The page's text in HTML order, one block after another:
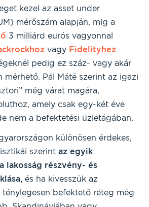
kezel az asset under
mérőszám alapján, míg a
3 milliárd eurós vagyonnal
vagy Fidelityhez
pedig ez száz- vagy akár
mérhető. Pál Máté szerint az igazi
még várat magára,
amely csak egy-két éve
nem a befektetési üzletágában.
különösen érdekes,
szerint az egyik
lakosság részvény- és
és ha kivesszük az
befektető réteg még